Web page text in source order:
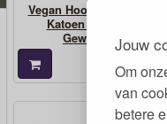
Jouw
Om
van
betere
Vegan Hoofdkussen Bio
Katoen en Spelt -
Gewatteerd
€102,